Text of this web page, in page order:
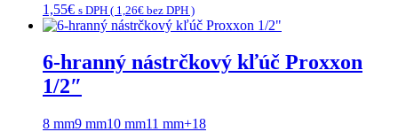
1,55€ s DPH ( 1,26€ bez DPH )
6-hranný nástrčkový kľúč Proxxon
1/2″
8 mm9 mm10 mm11 mm+18